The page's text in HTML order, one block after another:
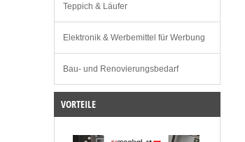
Teppich & Läufer
Elektronik & Werbemittel für Werbung
Bau- und Renovierungsbedarf
VORTEILE